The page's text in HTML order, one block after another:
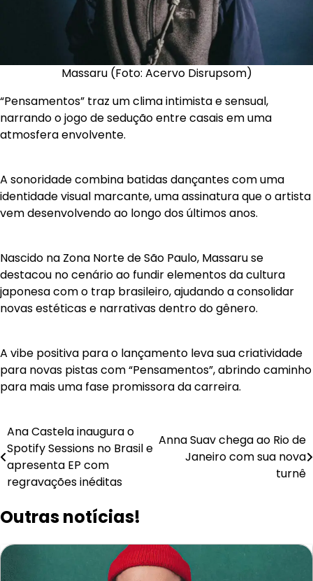
Massaru (Foto: Acervo Disrupsom)
“Pensamentos” traz um clima intimista e sensual,
narrando o jogo de sedução entre casais em uma
atmosfera envolvente.
A sonoridade combina batidas dançantes com uma
identidade visual marcante, uma assinatura que o artista
vem desenvolvendo ao longo dos últimos anos.
Nascido na Zona Norte de São Paulo, Massaru se
destacou no cenário ao fundir elementos da cultura
japonesa com o trap brasileiro, ajudando a consolidar
novas estéticas e narrativas dentro do gênero.
A vibe positiva para o lançamento leva sua criatividade
para novas pistas com “Pensamentos”, abrindo caminho
para mais uma fase promissora da carreira.
Navegação
de
Post
Ana Castela inaugura o
Spotify Sessions no Brasil e
apresenta EP com
regravações inéditas
Anna Suav chega ao Rio de
Janeiro com sua nova
turnê
Outras notícias!